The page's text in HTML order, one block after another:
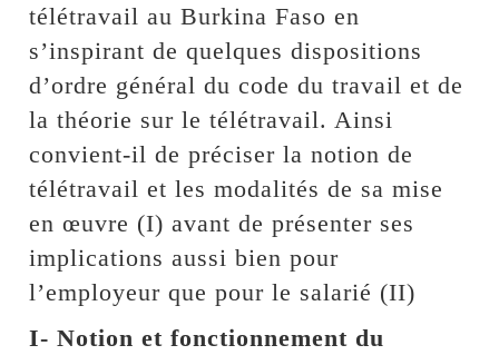
télétravail au Burkina Faso en
s’inspirant de quelques dispositions
d’ordre général du code du travail et de
la théorie sur le télétravail. Ainsi
convient-il de préciser la notion de
télétravail et les modalités de sa mise
en œuvre (I) avant de présenter ses
implications aussi bien pour
l’employeur que pour le salarié (II)
I- Notion et fonctionnement du